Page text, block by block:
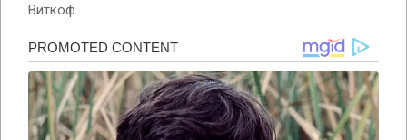
Виткоф.